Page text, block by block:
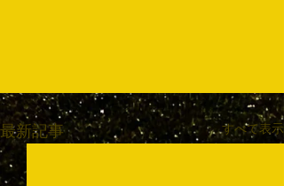
最新記事 すべて表示